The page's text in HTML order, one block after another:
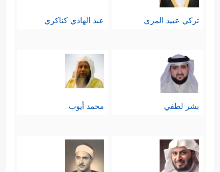
تركي عبيد المري عبد الهادي كناكري
بشر لطفي محمد أيوب